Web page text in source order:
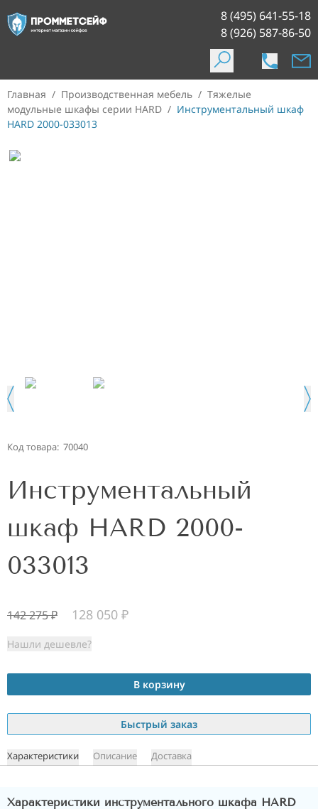
8 (495) 641-55-18
8 (926) 587-86-50
Главная / Производственная мебель / Тяжелые
модульные шкафы серии HARD / Инструментальный шкаф
HARD 2000-033013
Код товара: 70040
Инструментальный
шкаф HARD 2000-
033013
142 275₽ 128 050 ₽
Нашли дешевле?
В корзину
Быстрый заказ
Характеристики Описание Доставка
Характеристики инструментального шкафа HARD